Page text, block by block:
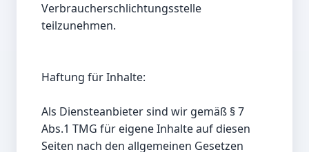
Verbraucherschlichtungsstelle
teilzunehmen.
Haftung für Inhalte:
Als Diensteanbieter sind wir gemäß § 7
Abs.1 TMG für eigene Inhalte auf diesen
Seiten nach den allgemeinen Gesetzen